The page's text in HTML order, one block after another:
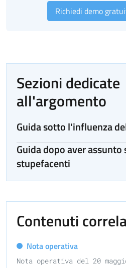
Richiedi demo
Sezioni dedicate
all'argomento
Guida sotto l'influenza
Guida dopo aver assunto
stupefacenti
Contenuti
Nota operativa
Nota operativa del 20